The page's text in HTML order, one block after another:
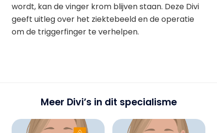
wordt, kan de vinger krom blijven staan. Deze Divi
geeft uitleg over het ziektebeeld en de operatie
om de triggerfinger te verhelpen.
Meer Divi’s in dit specialisme